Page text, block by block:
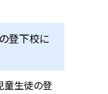
登下校に
童生徒の登